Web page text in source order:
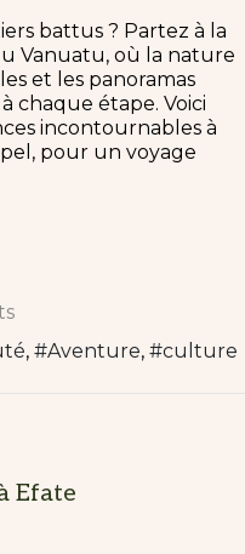
battus ? Partez à la
Vanuatu, où la nature
et les panoramas
chaque étape. Voici
incontournables à
pour un voyage
Aventure culture
Efate